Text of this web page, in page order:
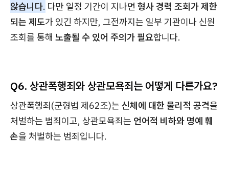
않습니다. 다만 일정 기간이 지나면 형사 경력 조회가 제한
되는 제도가 있긴 하지만, 그전까지는 일부 기관이나 신원
조회를 통해 노출될 수 있어 주의가 필요합니다.
Q6. 상관폭행죄와 상관모욕죄는 어떻게 다른가요?
상관폭행죄(군형법 제62조)는 신체에 대한 물리적 공격을
처벌하는 범죄이고, 상관모욕죄는 언어적 비하와 명예 훼
손을 처벌하는 범죄입니다.